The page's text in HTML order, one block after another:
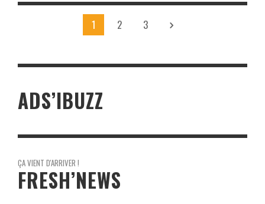
1 2 3
ADS’IBUZZ
ÇA VIENT D'ARRIVER !
FRESH’NEWS